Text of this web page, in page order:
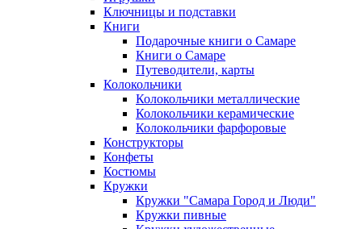
Ключницы и подставки
Книги
Подарочные книги о Самаре
Книги о Самаре
Путеводители, карты
Колокольчики
Колокольчики металлические
Колокольчики керамические
Колокольчики фарфоровые
Конструкторы
Конфеты
Костюмы
Кружки
Кружки "Самара Город и Люди"
Кружки пивные